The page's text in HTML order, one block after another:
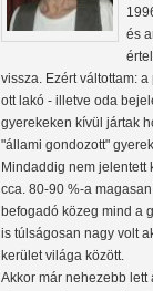
és
vissza. Ezért váltottam:
ott lakó - illetve oda
gyerekeken kívül jártak
"állami gondozott"
Mindaddig nem jelentett
cca. 80-90 %-a
befogadó közeg mind a
is túlságosan nagy volt
kerület világa között.
Akkor már nehezebb